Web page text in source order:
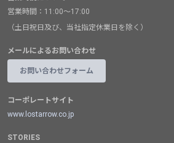
営業時間：11:00～17:00
（土日祝日及び、当社指定休業日を除く）
メールによるお問い合わせ
お問い合わせフォーム
コーポレートサイト
www.lostarrow.co.jp
STORIES